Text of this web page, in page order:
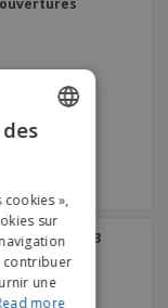
avec 3
en PVC noir
cookies »,
sur
contribuer
une
more